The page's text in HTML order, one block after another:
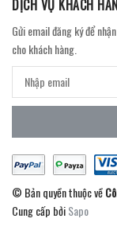
DỊCH VỤ KHÁCH
Gửi email đăng ký để
cho khách hàng.
© Bản quyền thuộc về
Cung cấp bởiSapo